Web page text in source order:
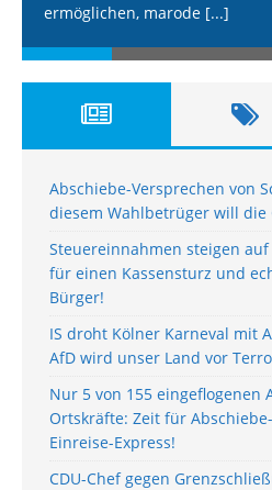
ermöglichen, marode [...]
Abschiebe-Versprechen von
diesem Wahlbetrüger will die
Steuereinnahmen steigen
für einen Kassensturz und
Bürger!
IS droht Kölner Karneval mit
AfD wird unser Land vor
Nur 5 von 155 eingeflogenen
Ortskräfte: Zeit für
Einreise-Express!
CDU-Chef gegen